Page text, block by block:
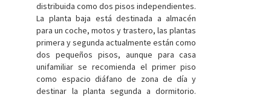
distribuida como dos pisos independientes.
La planta baja está destinada a almacén
para un coche, motos y trastero, las plantas
primera y segunda actualmente están como
dos pequeños pisos, aunque para casa
unifamiliar se recomienda el primer piso
como espacio diáfano de zona de día y
destinar la planta segunda a dormitorio.